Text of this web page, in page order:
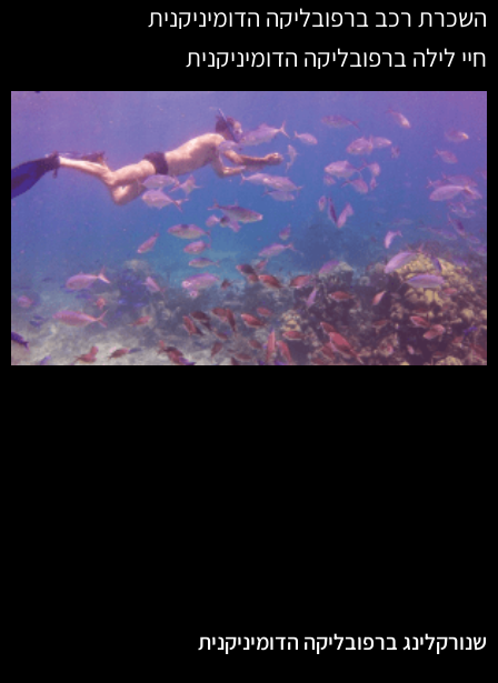
השכרת רכב ברפובליקה הדומיניקנית
חיי לילה ברפובליקה הדומיניקנית
שנורקלינג ברפובליקה הדומיניקנית